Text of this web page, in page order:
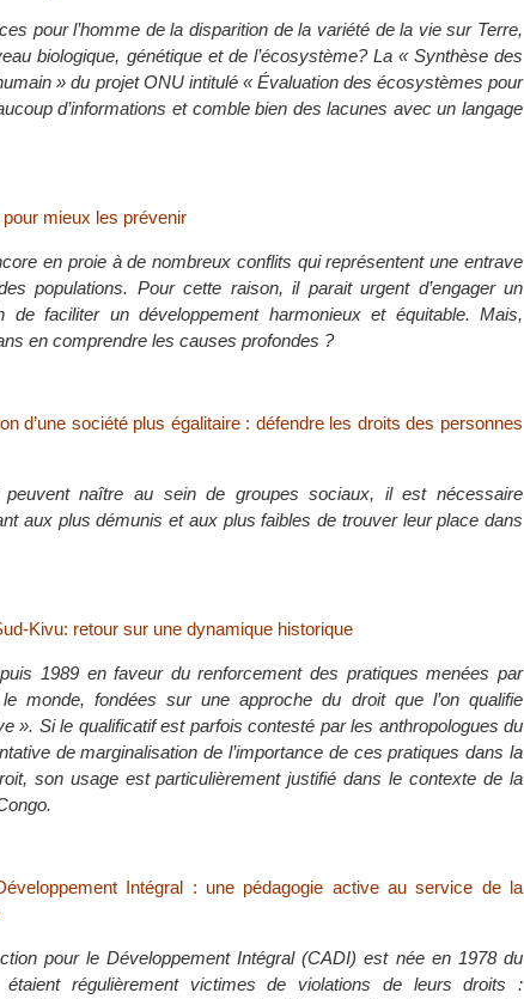
pour l’homme de la disparition de la variété de la vie sur Terre,
biologique, génétique et de l’écosystème? La « Synthèse des
» du projet ONU intitulé « Évaluation des écosystèmes pour
d’informations et comble bien des lacunes avec un langage
mieux les prévenir
en proie à de nombreux conflits qui représentent une entrave
populations. Pour cette raison, il parait urgent d’engager un
de faciliter un développement harmonieux et équitable. Mais,
en comprendre les causes profondes ?
d’une société plus égalitaire : défendre les droits des personnes
naître au sein de groupes sociaux, il est nécessaire
aux plus démunis et aux plus faibles de trouver leur place dans
Kivu: retour sur une dynamique historique
1989 en faveur du renforcement des pratiques menées par
monde, fondées sur une approche du droit que l’on qualifie
». Si le qualificatif est parfois contesté par les anthropologues du
de marginalisation de l’importance de ces pratiques dans la
son usage est particulièrement justifié dans le contexte de la
Intégral : une pédagogie active au service de la
pour le Développement Intégral (CADI) est née en 1978 du
régulièrement victimes de violations de leurs droits :